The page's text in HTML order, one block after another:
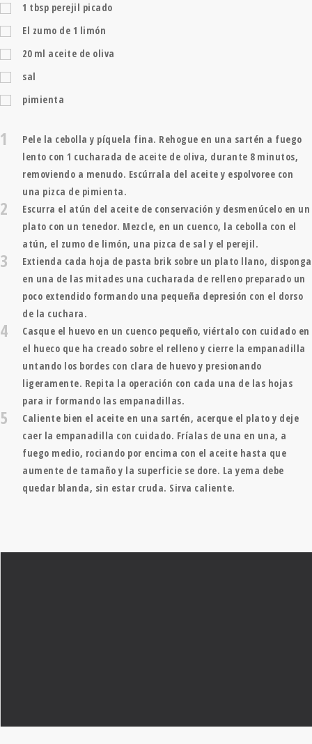
1 tbsp perejil picado
El zumo de 1 limón
20 ml aceite de oliva
sal
pimienta
1
Pele la cebolla y píquela fina. Rehogue en una sartén a fuego
lento con 1 cucharada de aceite de oliva, durante 8 minutos,
removiendo a menudo. Escúrrala del aceite y espolvoree con
una pizca de pimienta.
2
Escurra el atún del aceite de conservación y desmenúcelo en un
plato con un tenedor. Mezcle, en un cuenco, la cebolla con el
atún, el zumo de limón, una pizca de sal y el perejil.
3
Extienda cada hoja de pasta brik sobre un plato llano, disponga
en una de las mitades una cucharada de relleno preparado un
poco extendido formando una pequeña depresión con el dorso
de la cuchara.
4
Casque el huevo en un cuenco pequeño, viértalo con cuidado en
el hueco que ha creado sobre el relleno y cierre la empanadilla
untando los bordes con clara de huevo y presionando
ligeramente. Repita la operación con cada una de las hojas
para ir formando las empanadillas.
5
Caliente bien el aceite en una sartén, acerque el plato y deje
caer la empanadilla con cuidado. Fríalas de una en una, a
fuego medio, rociando por encima con el aceite hasta que
aumente de tamaño y la superficie se dore. La yema debe
quedar blanda, sin estar cruda. Sirva caliente.